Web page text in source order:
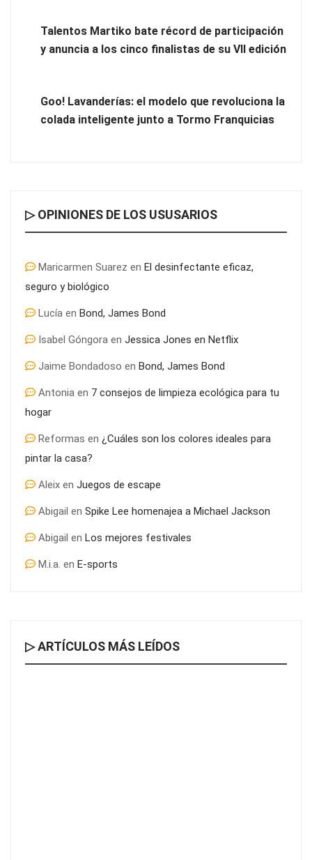
Talentos Martiko bate récord de participación
y anuncia a los cinco finalistas de su VII edición
Goo! Lavanderías: el modelo que revoluciona la
colada inteligente junto a Tormo Franquicias
▷ OPINIONES DE LOS USUSARIOS
Maricarmen Suarez en El desinfectante eficaz,
seguro y biológico
Lucía en Bond, James Bond
Isabel Góngora en Jessica Jones en Netflix
Jaime Bondadoso en Bond, James Bond
Antonia en 7 consejos de limpieza ecológica para tu
hogar
Reformas en ¿Cuáles son los colores ideales para
pintar la casa?
Aleix en Juegos de escape
Abigail en Spike Lee homenajea a Michael Jackson
Abigail en Los mejores festivales
M.i.a. en E-sports
▷ ARTÍCULOS MÁS LEÍDOS